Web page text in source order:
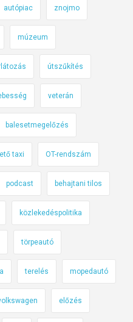
autópiac znojmo
múzeum
útszűkítés
veterán
balesetmegelőzés
taxi OT-rendszám
podcast behajtani tilos
közlekedéspolitika
törpeautó
terelés mopedautó
előzés